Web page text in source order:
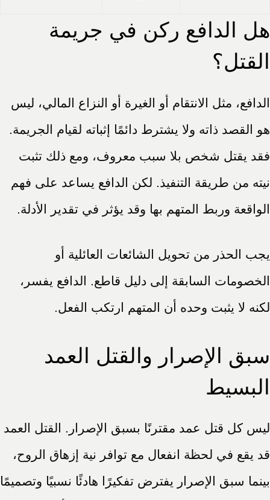
هل الدافع ركن في جريمة
القتل؟
الدافع، مثل الانتقام أو الغيرة أو النزاع المالي، ليس
هو القصد ذاته ولا يشترط دائمًا إثباته لقيام الجريمة.
فقد يقتل شخص بلا سبب معروف، ومع ذلك تثبت
نيته من طريقة التنفيذ. لكن الدافع يساعد على فهم
الواقعة وربط المتهم بها وقد يؤثر في تقدير الأدلة.
يجب الحذر من تحويل الشائعات العائلية أو
الخصومات السابقة إلى دليل قاطع. الدافع يفسر،
لكنه لا يثبت وحده أن المتهم ارتكب الفعل.
سبق الإصرار والقتل العمد
البسيط
ليس كل قتل عمد مقترنًا بسبق الإصرار. القتل العمد
قد يقع في لحظة انفعال مع توافر نية إزهاق الروح،
بينما سبق الإصرار يفترض تفكيرًا هادئًا نسبيًا وتصميمًا